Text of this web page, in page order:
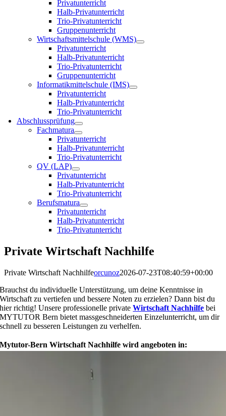
Privatunterricht
Halb-Privatunterricht
Trio-Privatunterricht
Gruppenunterricht
Wirtschaftsmittelschule (WMS)
Privatunterricht
Halb-Privatunterricht
Trio-Privatunterricht
Gruppenunterricht
Informatikmittelschule (IMS)
Privatunterricht
Halb-Privatunterricht
Trio-Privatunterricht
Abschlussprüfung
Fachmatura
Privatunterricht
Halb-Privatunterricht
Trio-Privatunterricht
QV (LAP)
Privatunterricht
Halb-Privatunterricht
Trio-Privatunterricht
Berufsmatura
Privatunterricht
Halb-Privatunterricht
Trio-Privatunterricht
Private Wirtschaft Nachhilfe
Private Wirtschaft Nachhilfeorcunoz2026-07-23T08:40:59+00:00
Brauchst du individuelle Unterstützung, um deine Kenntnisse in
Wirtschaft zu vertiefen und bessere Noten zu erzielen? Dann bist du
hier richtig! Unsere professionelle privateWirtschaft Nachhilfe bei
MYTUTOR Bern bietet massgeschneiderten Einzelunterricht, um dir
schnell zu besseren Leistungen zu verhelfen.
Mytutor-Bern Wirtschaft Nachhilfe wird angeboten in: